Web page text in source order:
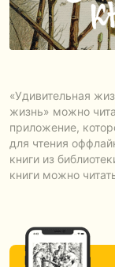
«Удивительная
жизнь» можно
приложение,
для чтения
книги из
книги можно